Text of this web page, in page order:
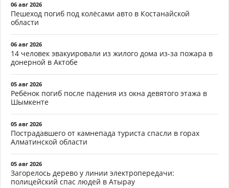
06 авг 2026
Пешеход погиб под колёсами авто в Костанайской
области
06 авг 2026
14 человек эвакуировали из жилого дома из-за пожара в
донерной в Актобе
05 авг 2026
Ребёнок погиб после падения из окна девятого этажа в
Шымкенте
05 авг 2026
Пострадавшего от камнепада туриста спасли в горах
Алматинской области
05 авг 2026
Загорелось дерево у линии электропередачи:
полицейский спас людей в Атырау